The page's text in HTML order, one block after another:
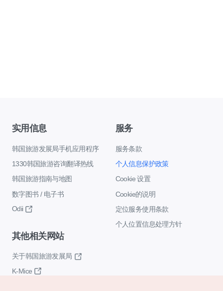
实用信息
韩国旅游发展局手机应用程序
1330韩国旅游咨询翻译热线
韩国旅游指南与地图
数字图书 / 电子书
Odii
服务
服务条款
个人信息保护政策
Cookie 设置
Cookie的说明
定位服务使用条款
个人位置信息处理方针
其他相关网站
关于韩国旅游发展局
K-Mice